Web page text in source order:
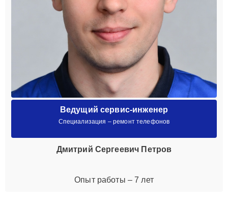
Ведущий сервис-инженер
Специализация – ремонт телефонов
Дмитрий Сергеевич Петров
Опыт работы – 7 лет